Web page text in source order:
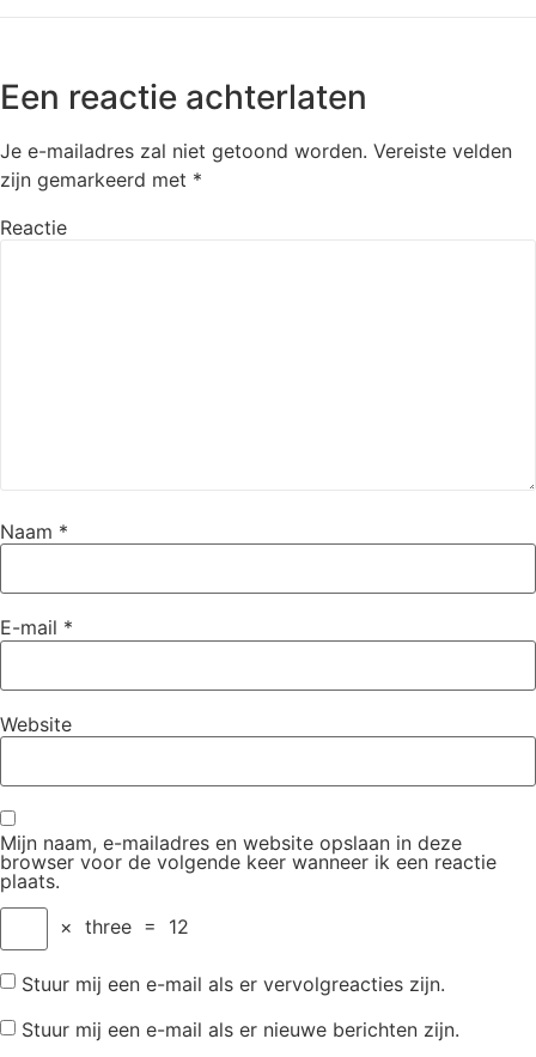
Een reactie achterlaten
Je e-mailadres zal niet getoond worden. Vereiste velden
zijn gemarkeerd met *
Reactie
Naam *
E-mail *
Website
Mijn naam, e-mailadres en website opslaan in deze
browser voor de volgende keer wanneer ik een reactie
plaats.
× three = 12
Stuur mij een e-mail als er vervolgreacties zijn.
Stuur mij een e-mail als er nieuwe berichten zijn.